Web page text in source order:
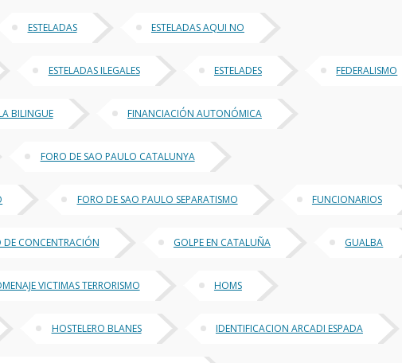
ESTELADAS ESTELADAS AQUI NO
ESTELADAS ILEGALES ESTELADES FEDERALISMO
BILINGUE FINANCIACIÓN AUTONÓMICA
FORO DE SAO PAULO CATALUNYA
FORO DE SAO PAULO SEPARATISMO FUNCIONARIOS
DE CONCENTRACIÓN GOLPE EN CATALUÑA GUALBA
VICTIMAS TERRORISMO HOMS
HOSTELERO BLANES IDENTIFICACION ARCADI ESPADA